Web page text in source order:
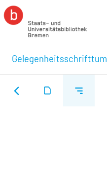
Gelegenheitsschrifttum